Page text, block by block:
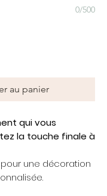
0/500
au panier
qui vous
la touche finale à
une décoration